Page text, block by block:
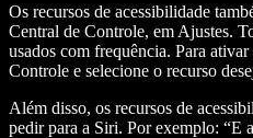
Os recursos de acessibilidade
Central de Controle, em Ajustes.
usados com frequência. Para
Controle e selecione o recurso
Além disso, os recursos de
pedir para a Siri. Por exemplo: “E